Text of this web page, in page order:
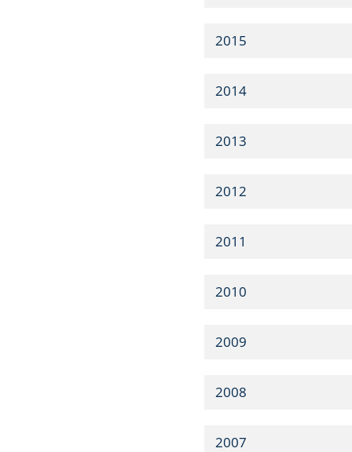
2015
2014
2013
2012
2011
2010
2009
2008
2007